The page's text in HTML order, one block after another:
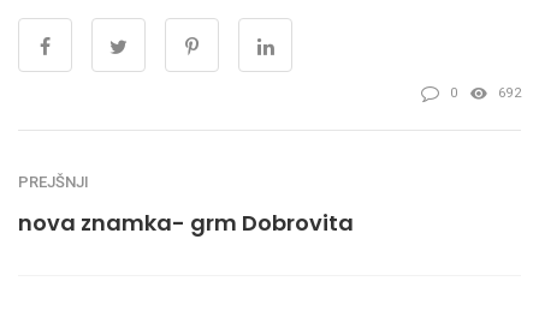
0 692
PREJŠNJI
nova znamka- grm Dobrovita